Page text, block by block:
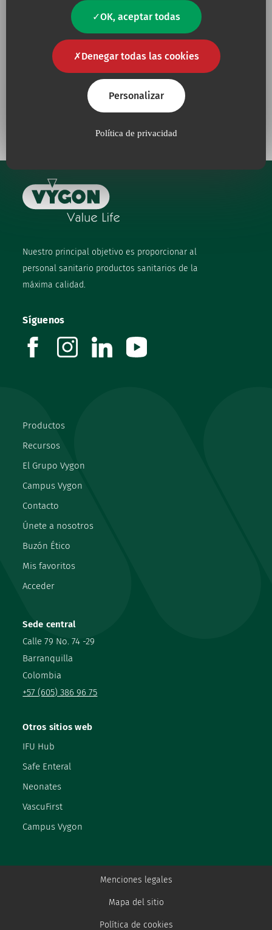
OK, aceptar todas
Denegar todas las cookies
Personalizar
Política de privacidad
Porque para nosotros, la
es unanecesidad
Porque trabajamos
constantemente
medio ambiente
Nuestro principal objetivo es proporcionar al
personal sanitario productos sanitarios de la
máxima calidad.
Sede central
Calle 79 No. 74 -29
Barranquilla
Colombia
+57 (605) 386 96 75
Productos
Recursos
El Grupo Vygon
Campus Vygon
Contacto
Únete a nosotros
Buzón Ético
Mis favoritos
Acceder
Otros sitios web
IFU Hub
Safe Enteral
Neonates
VascuFirst
Campus Vygon
Síguenos
facebookinstagramlinkedin
Menciones legales
Mapa del sitio
Política de cookies